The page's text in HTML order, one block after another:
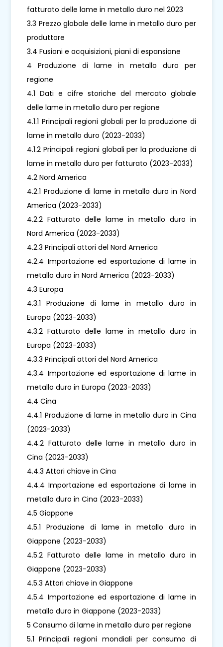
fatturato delle lame in metallo duro nel 2023
3.3 Prezzo globale delle lame in metallo duro per
produttore
3.4 Fusioni e acquisizioni, piani di espansione
4 Produzione di lame in metallo duro per
regione
4.1 Dati e cifre storiche del mercato globale
delle lame in metallo duro per regione
4.1.1 Principali regioni globali per la produzione di
lame in metallo duro (2023-2033)
4.1.2 Principali regioni globali per la produzione di
lame in metallo duro per fatturato (2023-2033)
4.2 Nord America
4.2.1 Produzione di lame in metallo duro in Nord
America (2023-2033)
4.2.2 Fatturato delle lame in metallo duro in
Nord America (2023-2033)
4.2.3 Principali attori del Nord America
4.2.4 Importazione ed esportazione di lame in
metallo duro in Nord America (2023-2033)
4.3 Europa
4.3.1 Produzione di lame in metallo duro in
Europa (2023-2033)
4.3.2 Fatturato delle lame in metallo duro in
Europa (2023-2033)
4.3.3 Principali attori del Nord America
4.3.4 Importazione ed esportazione di lame in
metallo duro in Europa (2023-2033)
4.4 Cina
4.4.1 Produzione di lame in metallo duro in Cina
(2023-2033)
4.4.2 Fatturato delle lame in metallo duro in
Cina (2023-2033)
4.4.3 Attori chiave in Cina
4.4.4 Importazione ed esportazione di lame in
metallo duro in Cina (2023-2033)
4.5 Giappone
4.5.1 Produzione di lame in metallo duro in
Giappone (2023-2033)
4.5.2 Fatturato delle lame in metallo duro in
Giappone (2023-2033)
4.5.3 Attori chiave in Giappone
4.5.4 Importazione ed esportazione di lame in
metallo duro in Giappone (2023-2033)
5 Consumo di lame in metallo duro per regione
5.1 Principali regioni mondiali per consumo di